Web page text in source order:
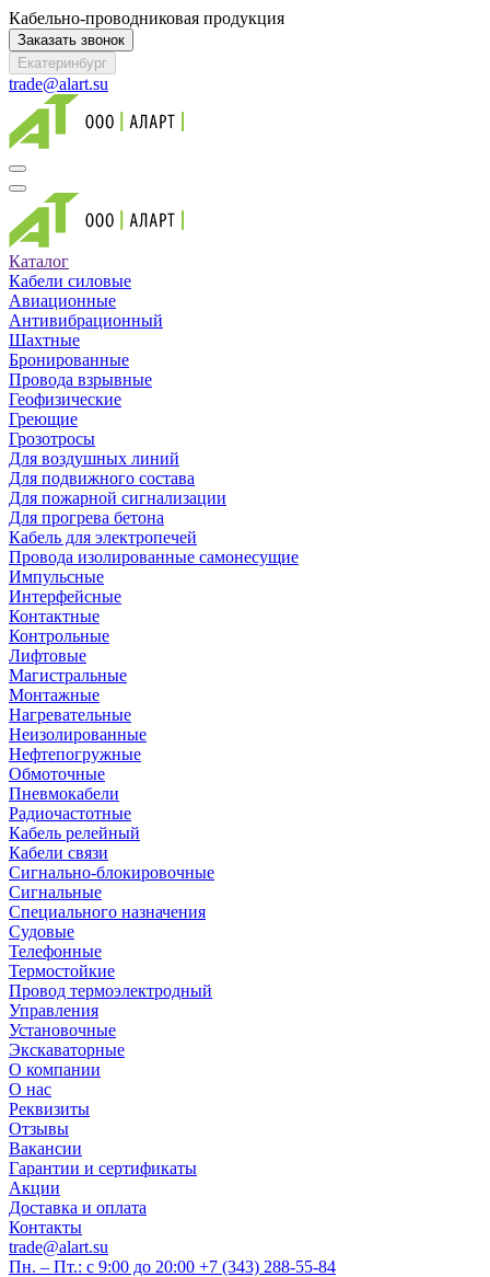
Кабельно-проводниковая продукция
Заказать звонок
Екатеринбург
trade@alart.su
Каталог
Кабели силовые
Авиационные
Антивибрационный
Шахтные
Бронированные
Провода взрывные
Геофизические
Греющие
Грозотросы
Для воздушных линий
Для подвижного состава
Для пожарной сигнализации
Для прогрева бетона
Кабель для электропечей
Провода изолированные самонесущие
Импульсные
Интерфейсные
Контактные
Контрольные
Лифтовые
Магистральные
Монтажные
Нагревательные
Неизолированные
Нефтепогружные
Обмоточные
Пневмокабели
Радиочастотные
Кабель релейный
Кабели связи
Сигнально-блокировочные
Сигнальные
Специального назначения
Судовые
Телефонные
Термостойкие
Провод термоэлектродный
Управления
Установочные
Экскаваторные
О компании
О нас
Реквизиты
Отзывы
Вакансии
Гарантии и сертификаты
Акции
Доставка и оплата
Контакты
trade@alart.su
Пн. – Пт.: с 9:00 до 20:00 +7 (343) 288-55-84